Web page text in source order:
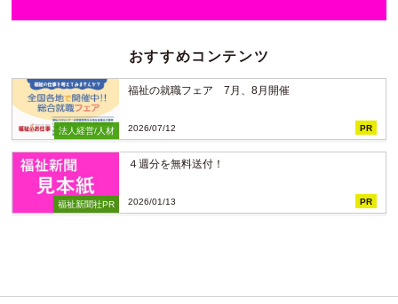
おすすめコンテンツ
法人経営/人材
福祉の就職フェア 7月、8月開催
2026/07/12 PR
福祉新聞社PR
４週分を無料送付！
2026/01/13 PR